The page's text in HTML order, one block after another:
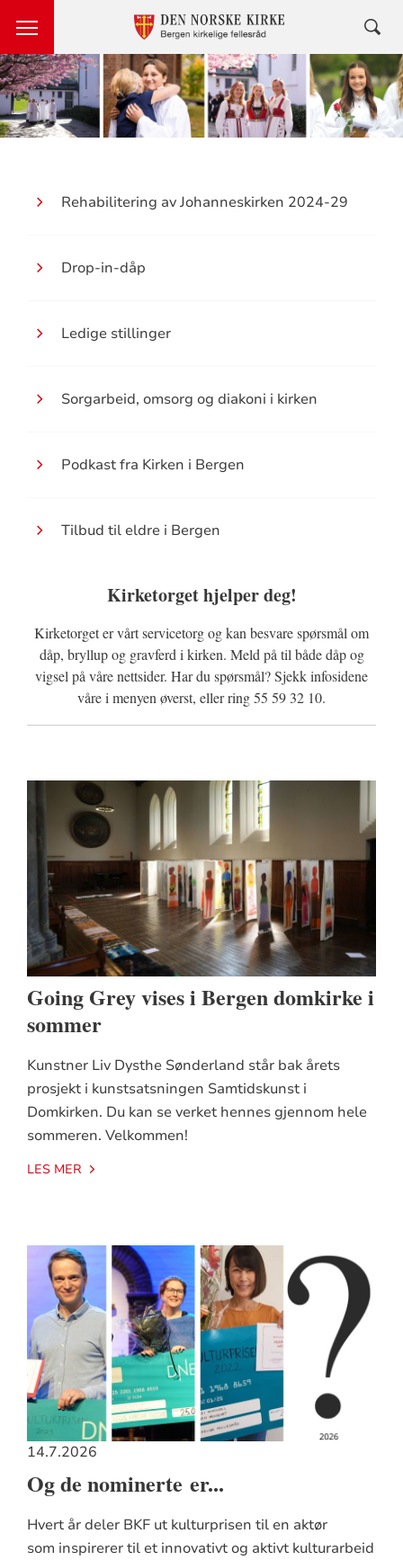
Sentrale
Rehabilitering av Johanneskirken 2024-29
Drop-in-dåp
Ledige stillinger
Sorgarbeid, omsorg og diakoni i kirken
Podkast fra Kirken i Bergen
Tilbud til eldre i Bergen
Kirketorget hjelper deg!
Kirketorget er vårt servicetorg og kan besvare spørsmål om
dåp, bryllup og gravferd i kirken. Meld på til både dåp og
vigsel på våre nettsider. Har du spørsmål? Sjekk infosidene
våre i menyen øverst, eller ring 55 59 32 10.
Going Grey vises i Bergen domkirke i
sommer
Kunstner Liv Dysthe Sønderland står bak årets
prosjekt i kunstsatsningen Samtidskunst i
Domkirken. Du kan se verket hennes gjennom hele
sommeren. Velkommen!
LES MER
14.7.2026
Og de nominerte er...
Hvert år deler BKF ut kulturprisen til en aktør
som inspirerer til et innovativt og aktivt kulturarbeid